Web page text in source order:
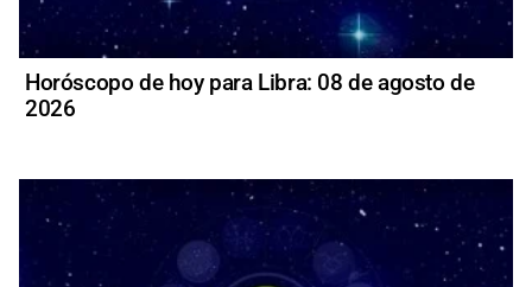
Horóscopo de hoy para Libra: 08 de agosto de
2026